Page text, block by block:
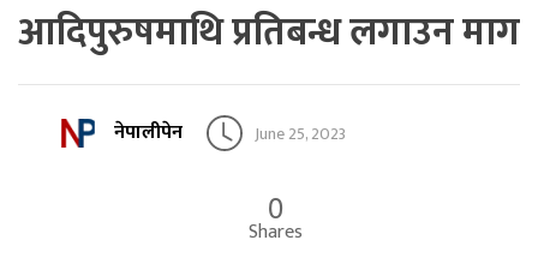
आदिपुरुषमाथि प्रतिबन्ध लगाउन माग
नेपालीपेन June 25, 2023
0
Shares